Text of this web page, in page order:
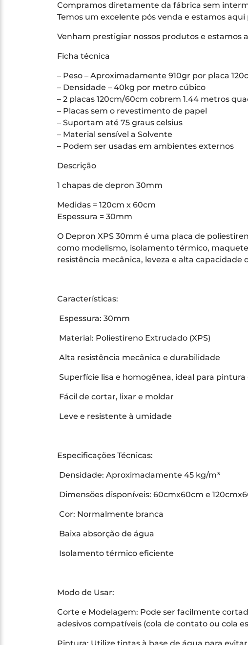
Compramos diretamente da fábrica sem
Temos um excelente pós venda e estamos
Venham prestigiar nossos produtos e estamos
Ficha técnica
– Peso – Aproximadamente 910gr por placa
– Densidade – 40kg por metro cúbico
– 2 placas 120cm/60cm cobrem 1.44 metros
– Placas sem o revestimento de papel
– Suportam até 75 graus celsius
– Material sensível a Solvente
– Podem ser usadas em ambientes externos
Descrição
1 chapas de depron 30mm
Medidas = 120cm x 60cm
Espessura = 30mm
O Depron XPS 30mm é uma placa de
como modelismo, isolamento térmico,
resistência mecânica, leveza e alta
Características:
Espessura: 30mm
Material: Poliestireno Extrudado (XPS)
Alta resistência mecânica e durabilidade
Superfície lisa e homogênea, ideal para pintura
Fácil de cortar, lixar e moldar
Leve e resistente à umidade
Especificações Técnicas:
Densidade: Aproximadamente 45 kg/m³
Dimensões disponíveis: 60cmx60cm e
Cor: Normalmente branca
Baixa absorção de água
Isolamento térmico eficiente
Modo de Usar:
Corte e Modelagem: Pode ser facilmente
adesivos compatíveis (cola de contato ou cola